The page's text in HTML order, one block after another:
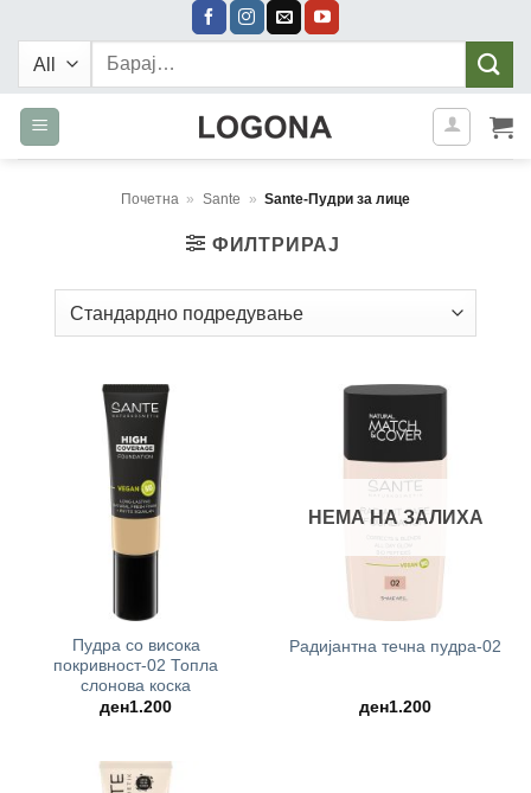
content
Барај:
Почетна » Sante » Sante-Пудри за лице
ФИЛТРИРАЈ
Пудра со висока
покривност-02 Топла
слонова коска
ден1.200
НЕМА НА ЗАЛИХА
Радијантна течна пудра-02
ден1.200